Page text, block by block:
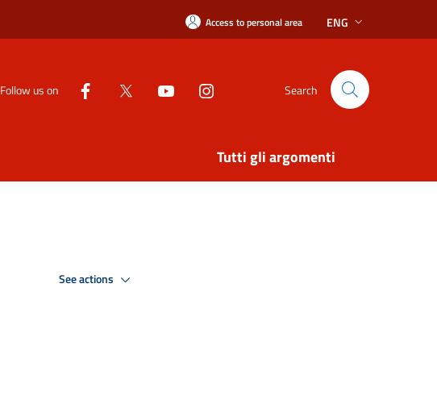
Access to personal area ENG
Follow us on Search
Tutti gli argomenti
See actions